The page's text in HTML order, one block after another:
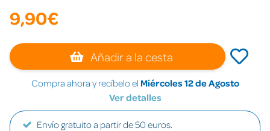
9,90€
Añadir a la cesta
Compra ahora y recíbelo el Miércoles 12 de Agosto
Ver detalles
Envío gratuito a partir de 50 euros.